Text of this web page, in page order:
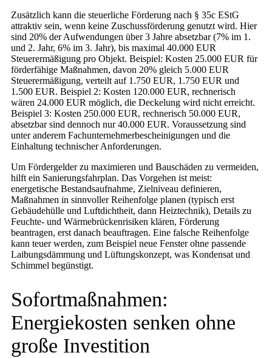
Zusätzlich kann die steuerliche Förderung nach § 35c EStG
attraktiv sein, wenn keine Zuschussförderung genutzt wird. Hier
sind 20% der Aufwendungen über 3 Jahre absetzbar (7% im 1.
und 2. Jahr, 6% im 3. Jahr), bis maximal 40.000 EUR
Steuerermäßigung pro Objekt. Beispiel: Kosten 25.000 EUR für
förderfähige Maßnahmen, davon 20% gleich 5.000 EUR
Steuerermäßigung, verteilt auf 1.750 EUR, 1.750 EUR und
1.500 EUR. Beispiel 2: Kosten 120.000 EUR, rechnerisch
wären 24.000 EUR möglich, die Deckelung wird nicht erreicht.
Beispiel 3: Kosten 250.000 EUR, rechnerisch 50.000 EUR,
absetzbar sind dennoch nur 40.000 EUR. Voraussetzung sind
unter anderem Fachunternehmerbescheinigungen und die
Einhaltung technischer Anforderungen.
Um Fördergelder zu maximieren und Bauschäden zu vermeiden,
hilft ein Sanierungsfahrplan. Das Vorgehen ist meist:
energetische Bestandsaufnahme, Zielniveau definieren,
Maßnahmen in sinnvoller Reihenfolge planen (typisch erst
Gebäudehülle und Luftdichtheit, dann Heiztechnik), Details zu
Feuchte- und Wärmebrückenrisiken klären, Förderung
beantragen, erst danach beauftragen. Eine falsche Reihenfolge
kann teuer werden, zum Beispiel neue Fenster ohne passende
Laibungsdämmung und Lüftungskonzept, was Kondensat und
Schimmel begünstigt.
Sofortmaßnahmen:
Energiekosten senken ohne
große Investition